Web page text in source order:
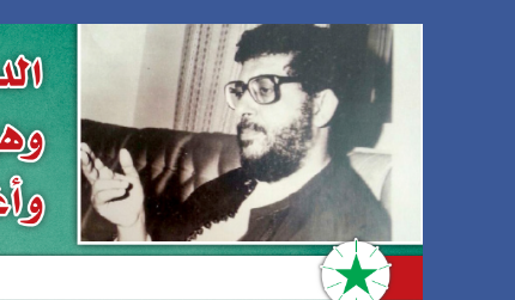
مصدر إيراني: يجب إخلاء مطاري دبي
وأبوظبي وميناءي الفجيرة وجبل علي فوراً إذا
هاجمت واشنطن بنى تحتية إيرانية
وزير الخارجية العماني يؤكد: أخطر التهديدات
تأتي من “تل أبيب”